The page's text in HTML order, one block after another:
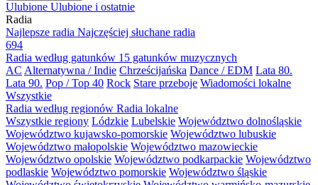
Ulubione Ulubione i ostatnie
Radia
Najlepsze radia Najczęściej słuchane radia
694
Radia według gatunków 15 gatunków muzycznych
AC Alternatywna / Indie Chrześcijańska Dance / EDM Lata 80.
Lata 90. Pop / Top 40 Rock Stare przeboje Wiadomości lokalne
Wszystkie
Radia według regionów Radia lokalne
Wszystkie regiony Lódzkie Lubelskie Województwo dolnośląskie
Województwo kujawsko-pomorskie Województwo lubuskie
Województwo małopolskie Województwo mazowieckie
Województwo opolskie Województwo podkarpackie Województwo
podlaskie Województwo pomorskie Województwo śląskie